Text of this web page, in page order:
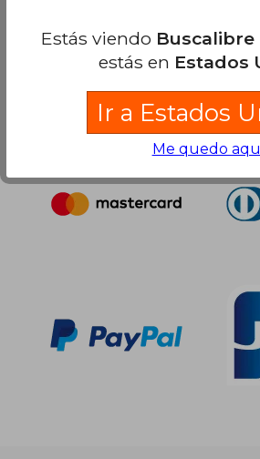
Estás viendo Buscalibre
estás en Estados
Ir a Estados
Me quedo